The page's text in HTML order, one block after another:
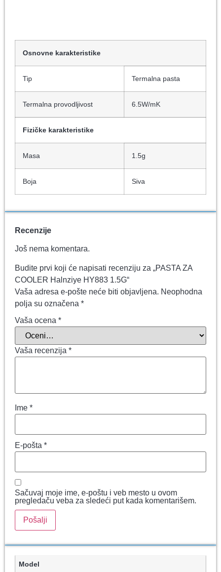
Osnovne karakteristike
Tip Termalna pasta
Termalna provodljivost 6.5W/mK
Fizičke karakteristike
Masa 1.5g
Boja Siva
Recenzije
Još nema komentara.
Budite prvi koji će napisati recenziju za „PASTA ZA
COOLER Halnziye HY883 1.5G“
Vaša adresa e-pošte neće biti objavljena. Neophodna
polja su označena *
Vaša ocena *
Vaša recenzija *
Ime *
E-pošta *
Sačuvaj moje ime, e-poštu i veb mesto u ovom
pregledaču veba za sledeći put kada komentarišem.
Model